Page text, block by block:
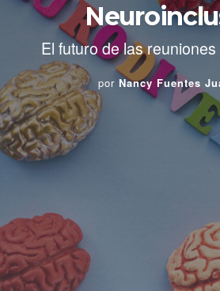
El futuro de las
por Nancy Fuentes